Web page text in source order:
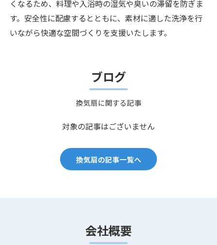
くなるため、料理や入浴時の湿気や臭いの滞留を防ぎま
す。安全性に配慮するとともに、素材に適した洗浄を行
いながら快適な空間づくりを支援いたします。
ブログ
換気扇に関する記事
対象の記事はございません
換気扇の記事一覧へ
会社概要